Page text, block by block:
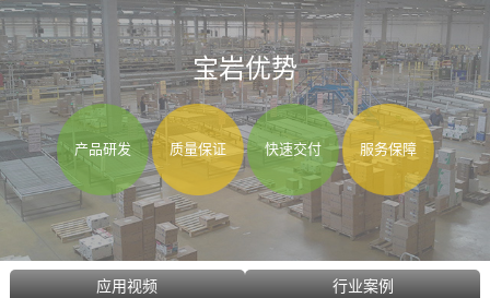
宝岩优势
产品研发 质量保证 快速交付 服务保障
应用视频 行业案例